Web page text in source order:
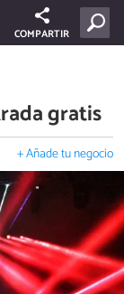
COMPARTIR
gratis
+ Añade tu negocio